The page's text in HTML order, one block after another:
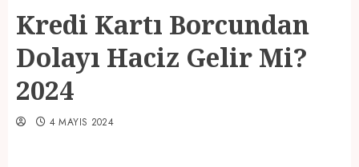
Kredi Kartı Borcundan
Dolayı Haciz Gelir Mi?
2024
4 MAYIS 2024